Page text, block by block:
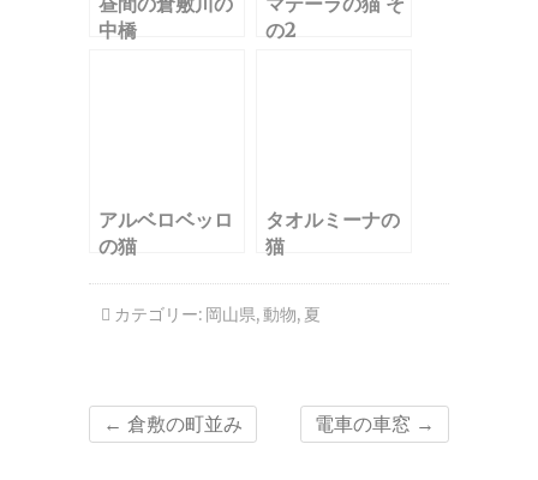
中橋
の2
アルベロベッロ
の猫
タオルミーナの
猫
カテゴリー: 岡山県,動物, 夏
← 倉敷の町並み 電車の車窓 →